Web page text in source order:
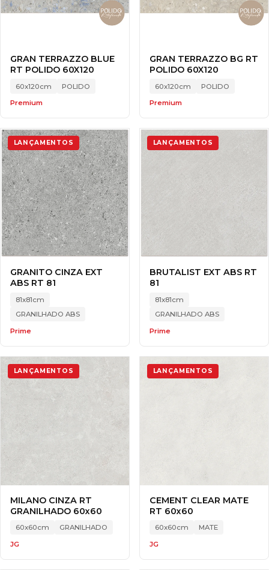
GRAN TERRAZZO BLUE
RT POLIDO 60X120
60x120cm
POLIDO
Premium
GRAN TERRAZZO BG RT
POLIDO 60X120
60x120cm
POLIDO
Premium
LANÇAMENTOS
GRANITO CINZA EXT
ABS RT 81
81x81cm
GRANILHADO ABS
Prime
LANÇAMENTOS
BRUTALIST EXT ABS RT
81
81x81cm
GRANILHADO ABS
Prime
LANÇAMENTOS
MILANO CINZA RT
GRANILHADO 60x60
60x60cm
GRANILHADO
JG
LANÇAMENTOS
CEMENT CLEAR MATE
RT 60x60
60x60cm
MATE
JG